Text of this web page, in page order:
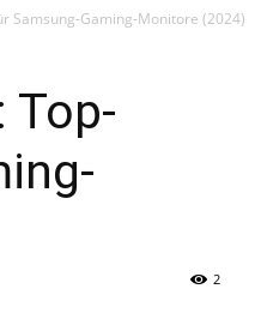
Samsung-Gaming-Monitore (2024)
Top-
2